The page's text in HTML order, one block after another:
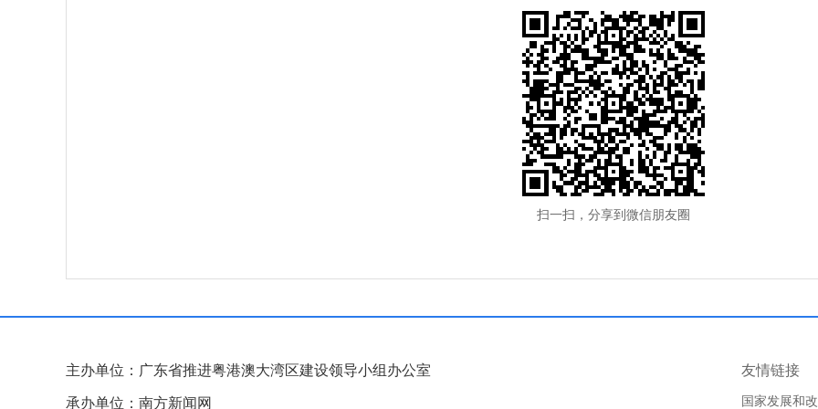
扫一扫，分享到微信朋友圈
主办单位：广东省推进粤港澳大湾区建设领导小组办公室
承办单位：南方新闻网
友情链接
国家发展和